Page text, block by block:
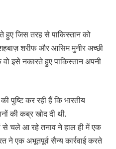
जिस तरह से पाकिस्तान को
शरीफ और आसिम मुनीर अच्छी
इसे नकारते हुए पाकिस्तान अपनी
पुष्टि कर रही हैं कि भारतीय
की कब्र खोद दी थी.
से चले आ रहे तनाव ने हाल ही में एक
ने एक अभूतपूर्व सैन्य कार्रवाई करते